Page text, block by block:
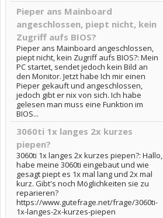
Pieper ans Mainboard
angeschlossen, piept nicht, kein
Zugriff aufs BIOS?
Pieper ans Mainboard angeschlossen,
piept nicht, kein Zugriff aufs BIOS?: Mein
PC startet, sendet jedoch kein Bild an
den Monitor. Jetzt habe Ich mir einen
Pieper gekauft und angeschlossen,
jedoch gibt er nix von sich. Ich habe
gelesen man muss eine Funktion im
BIOS...
3060ti 1x langes 2x kurzes
piepen?
3060ti 1x langes 2x kurzes piepen?: Hallo,
habe meine 3060ti eingebaut und wie
gesagt piept es 1x mal lang und 2x mal
kurz. Gibt's noch Möglichkeiten sie zu
reparieren?
https://www.gutefrage.net/frage/3060ti-
1x-langes-2x-kurzes-piepen